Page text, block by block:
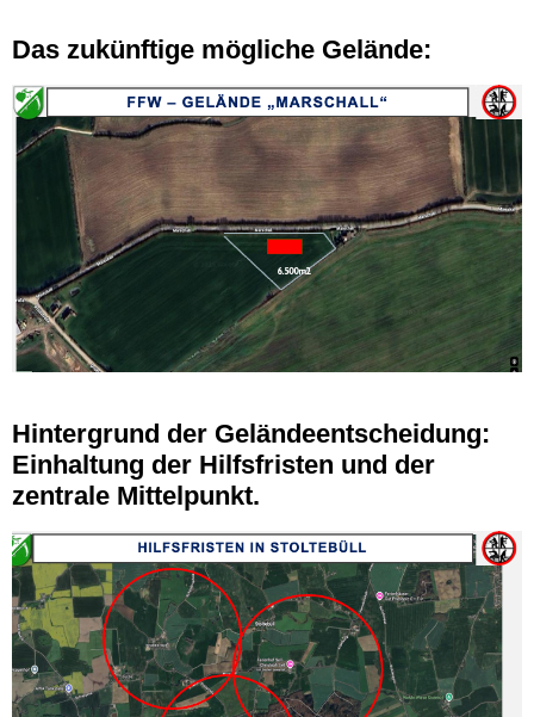
Das zukünftige mögliche Gelände:
Hintergrund der Geländeentscheidung:
Einhaltung der Hilfsfristen und der
zentrale Mittelpunkt.